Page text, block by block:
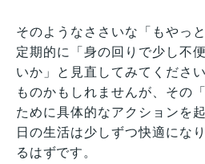
そのようなささいな「もやっ
定期的に「身の回りで少し不
いか」と見直してみてくださ
ものかもしれませんが、その
ために具体的なアクションを
日の生活は少しずつ快適にな
るはずです。